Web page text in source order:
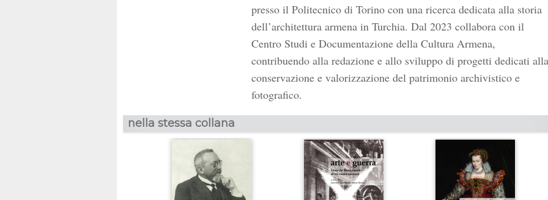
presso il Politecnico di Torino con una ricerca dedicata alla storia
dell’architettura armena in Turchia. Dal 2023 collabora con il
Centro Studi e Documentazione della Cultura Armena,
contribuendo alla redazione e allo sviluppo di progetti dedicati alla
conservazione e valorizzazione del patrimonio archivistico e
fotografico.
nella stessa collana